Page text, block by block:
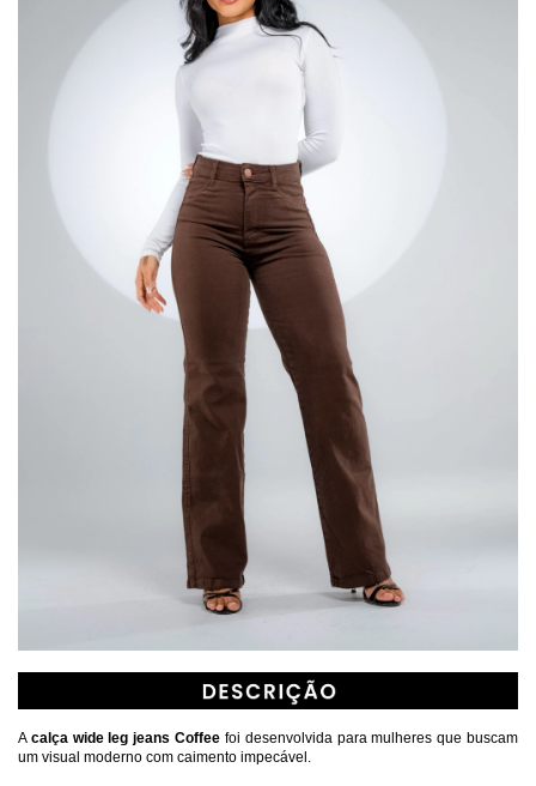
A calça wide leg jeans Coffee foi desenvolvida para mulheres que buscam
um visual moderno com caimento impecável.